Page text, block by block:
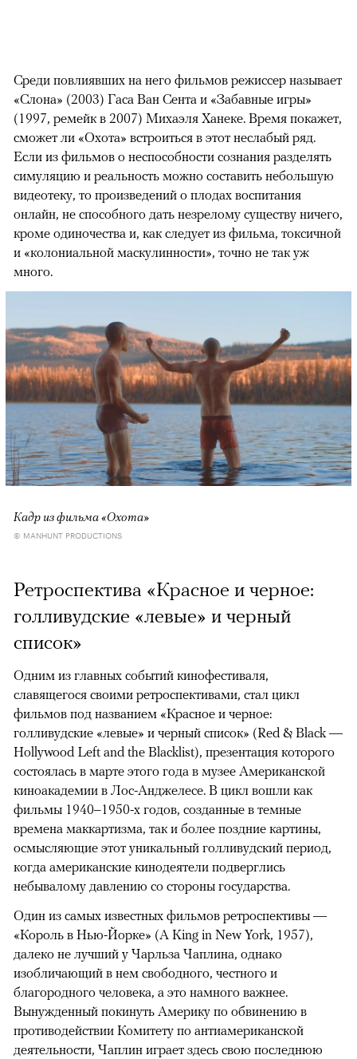
Среди повлиявших на него фильмов режиссер называет
«Слона» (2003) Гаса Ван Сента и «Забавные игры»
(1997, ремейк в 2007) Михаэля Ханеке. Время покажет,
сможет ли «Охота» встроиться в этот неслабый ряд.
Если из фильмов о неспособности сознания разделять
симуляцию и реальность можно составить небольшую
видеотеку, то произведений о плодах воспитания
онлайн, не способного дать незрелому существу ничего,
кроме одиночества и, как следует из фильма, токсичной
и «колониальной маскулинности», точно не так уж
много.
Кадр из фильма «Охота»
© MANHUNT PRODUCTIONS
Ретроспектива «Красное и черное:
голливудские «левые» и черный
список»
Одним из главных событий кинофестиваля,
славящегося своими ретроспективами, стал цикл
фильмов под названием «Красное и черное:
голливудские «левые» и черный список» (Red & Black —
Hollywood Left and the Blacklist), презентация которого
состоялась в марте этого года в музее Американской
киноакадемии в Лос-Анджелесе. В цикл вошли как
фильмы 1940–1950-х годов, созданные в темные
времена маккартизма, так и более поздние картины,
осмысляющие этот уникальный голливудский период,
когда американские кинодеятели подверглись
небывалому давлению со стороны государства.
Один из самых известных фильмов ретроспективы —
«Король в Нью-Йорке» (A King in New York, 1957),
далеко не лучший у Чарльза Чаплина, однако
изобличающий в нем свободного, честного и
благородного человека, а это намного важнее.
Вынужденный покинуть Америку по обвинению в
противодействии Комитету по антиамериканской
деятельности, Чаплин играет здесь свою последнюю